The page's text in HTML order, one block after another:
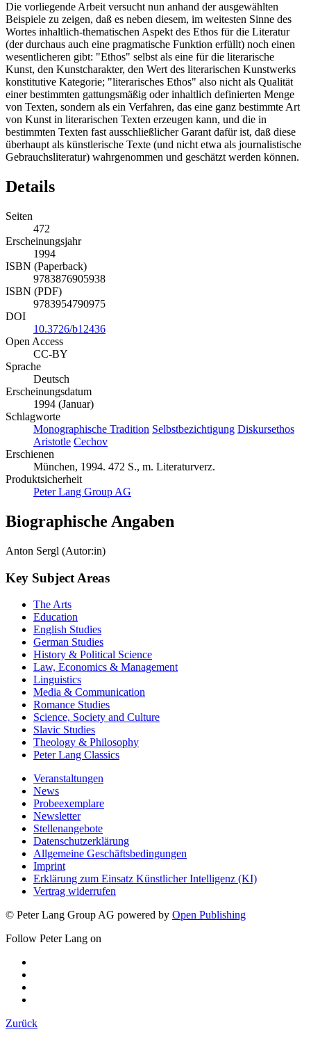
Die vorliegende Arbeit versucht nun anhand der ausgewählten
Beispiele zu zeigen, daß es neben diesem, im weitesten Sinne des
Wortes inhaltlich-thematischen Aspekt des Ethos für die Literatur
(der durchaus auch eine pragmatische Funktion erfüllt) noch einen
wesentlicheren gibt: "Ethos" selbst als eine für die literarische
Kunst, den Kunstcharakter, den Wert des literarischen Kunstwerks
konstitutive Kategorie; "literarisches Ethos" also nicht als Qualität
einer bestimmten gattungsmäßig oder inhaltlich definierten Menge
von Texten, sondern als ein Verfahren, das eine ganz bestimmte Art
von Kunst in literarischen Texten erzeugen kann, und die in
bestimmten Texten fast ausschließlicher Garant dafür ist, daß diese
überhaupt als künstlerische Texte (und nicht etwa als journalistische
Gebrauchsliteratur) wahrgenommen und geschätzt werden können.
Details
Seiten
472
Erscheinungsjahr
1994
ISBN (Paperback)
9783876905938
ISBN (PDF)
9783954790975
DOI
10.3726/b12436
Open Access
CC-BY
Sprache
Deutsch
Erscheinungsdatum
1994 (Januar)
Schlagworte
Monographische Tradition Selbstbezichtigung Diskursethos
Aristotle Cechov
Erschienen
München, 1994. 472 S., m. Literaturverz.
Produktsicherheit
Peter Lang Group AG
Biographische Angaben
Anton Sergl (Autor:in)
Key Subject Areas
The Arts
Education
English Studies
German Studies
History & Political Science
Law, Economics & Management
Linguistics
Media & Communication
Romance Studies
Science, Society and Culture
Slavic Studies
Theology & Philosophy
Peter Lang Classics
Veranstaltungen
News
Probeexemplare
Newsletter
Stellenangebote
Datenschutzerklärung
Allgemeine Geschäftsbedingungen
Imprint
Erklärung zum Einsatz Künstlicher Intelligenz (KI)
Vertrag widerrufen
© Peter Lang Group AG powered by Open Publishing
Follow Peter Lang on
Zurück